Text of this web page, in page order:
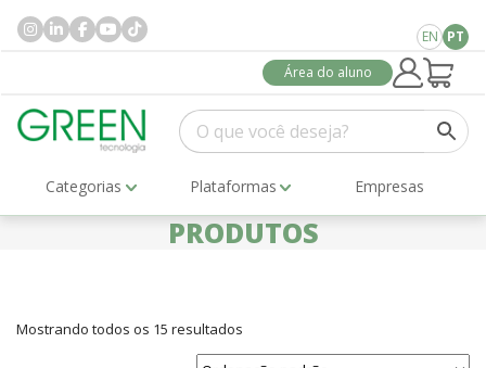
EN PT
Área do aluno
Categorias Plataformas Empresas
PRODUTOS
Mostrando todos os 15 resultados